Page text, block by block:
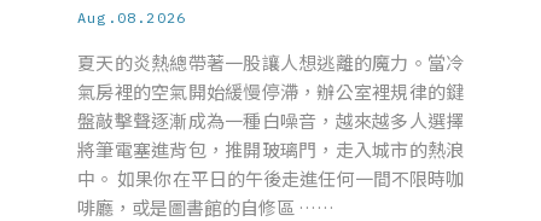
Aug.08.2026
夏天的炎熱總帶著一股讓人想逃離的魔力。當冷
氣房裡的空氣開始緩慢停滯，辦公室裡規律的鍵
盤敲擊聲逐漸成為一種白噪音，越來越多人選擇
將筆電塞進背包，推開玻璃門，走入城市的熱浪
中。 如果你在平日的午後走進任何一間不限時咖
啡廳，或是圖書館的自修區 ……